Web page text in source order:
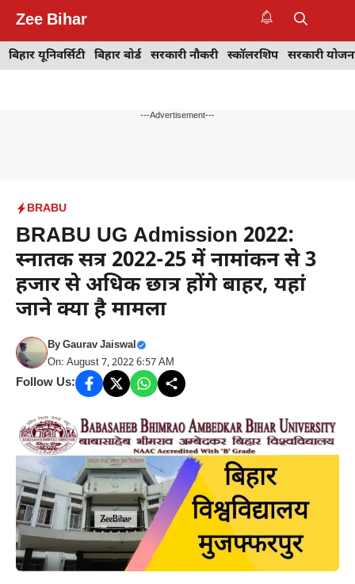
content
Zee Bihar
बिहार यूनिवर्सिटी बिहार बोर्ड सरकारी नौकरी स्कॉलरशिप सरकारी
---Advertisement---
BRABU
BRABU UG Admission 2022:
स्नातक सत्र 2022-25 में नामांकन से 3
हजार से अधिक छात्र होंगे बाहर, यहां
जाने क्या है मामला
ByGaurav Jaiswal
On: August 7, 2022 6:57 AM
Follow Us: